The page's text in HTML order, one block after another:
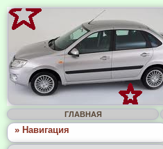
ГЛАВНАЯ
» Навигация